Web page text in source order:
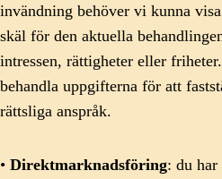
invändning behöver vi kunna
skäl för den aktuella
intressen, rättigheter eller
behandla uppgifterna för att
rättsliga anspråk.
• Direktmarknadsföring: du